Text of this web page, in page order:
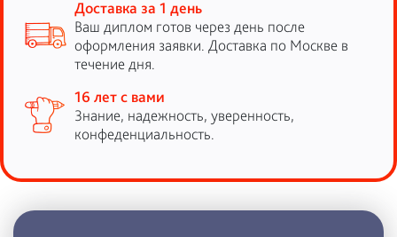
Доставка за 1 день
Ваш диплом готов через день после
оформления заявки. Доставка по Москве в
течение дня.
16 лет с вами
Знание, надежность, уверенность,
конфеденциальность.